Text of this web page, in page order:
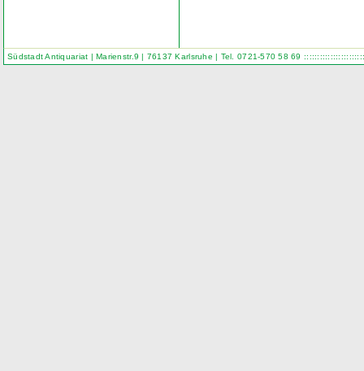
Südstadt Antiquariat | Marienstr.9 | 76137 Karlsruhe | Tel. 0721-570 58 69